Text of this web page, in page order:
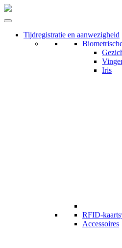
Tijdregistratie en aanwezigheid
Iris
RFID-
Accessoires